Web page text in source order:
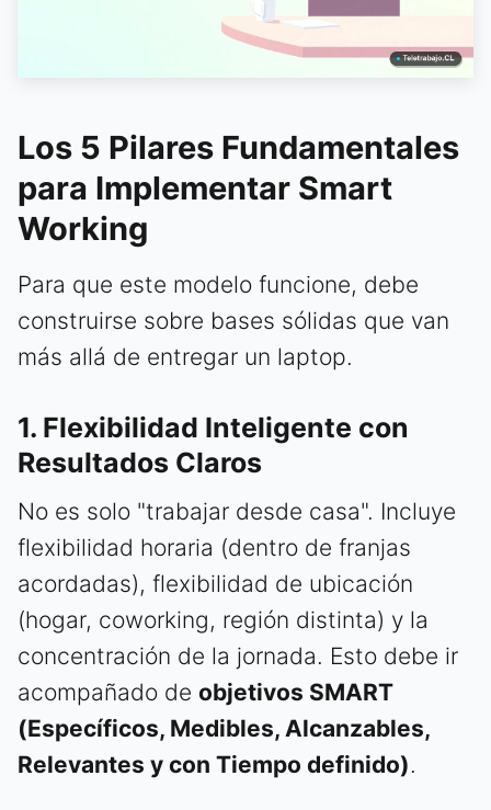
Los 5 Pilares Fundamentales
para Implementar Smart
Working
Para que este modelo funcione, debe
construirse sobre bases sólidas que van
más allá de entregar un laptop.
1. Flexibilidad Inteligente con
Resultados Claros
No es solo "trabajar desde casa". Incluye
flexibilidad horaria (dentro de franjas
acordadas), flexibilidad de ubicación
(hogar, coworking, región distinta) y la
concentración de la jornada. Esto debe ir
acompañado de objetivos SMART
(Específicos, Medibles, Alcanzables,
Relevantes y con Tiempo definido).